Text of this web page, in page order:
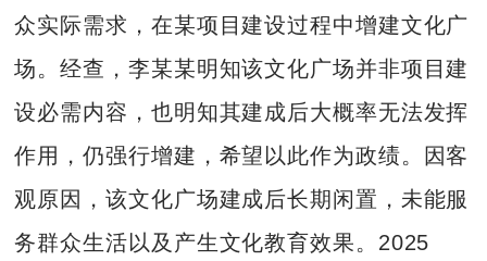
众实际需求，在某项目建设过程中增建文化广
场。经查，李某某明知该文化广场并非项目建
设必需内容，也明知其建成后大概率无法发挥
作用，仍强行增建，希望以此作为政绩。因客
观原因，该文化广场建成后长期闲置，未能服
务群众生活以及产生文化教育效果。2025